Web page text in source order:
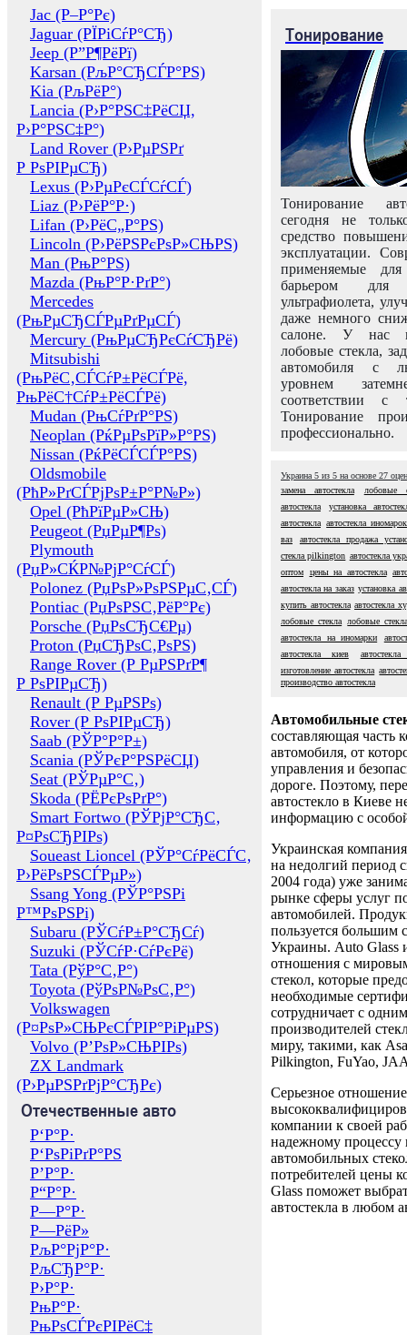
Jac (Р–Р°Рє)
Jaguar (РЇРіСѓР°СЂ)
Jeep (Р”Р¶РёРї)
Karsan (РљР°СЂСЃР°РЅ)
Kia (РљРёР°)
Lancia (Р›Р°РЅС‡РёСЏ,
Р›Р°РЅС‡Р°)
Land Rover (Р›РµРЅРґ
Р РѕРІРµСЂ)
Lexus (Р›РµРєСЃСѓСЃ)
Liaz (Р›РёР°Р·)
Lifan (Р›РёС„Р°РЅ)
Lincoln (Р›РёРЅРєРѕР»СЊРЅ)
Man (РњР°РЅ)
Mazda (РњР°Р·РґР°)
Mercedes
(РњРµСЂСЃРµРґРµСЃ)
Mercury (РњРµСЂРєСѓСЂРё)
Mitsubishi
(РњРёС‚СЃСѓР±РёСЃРё,
РњРёС†СѓР±РёСЃРё)
Mudan (РњСѓРґР°РЅ)
Neoplan (РќРµРѕРїР»Р°РЅ)
Nissan (РќРёСЃСЃР°РЅ)
Oldsmobile
(РћР»РґСЃРјРѕР±Р°Р№Р»)
Opel (РћРїРµР»СЊ)
Peugeot (РџРµР¶Рѕ)
Plymouth
(РџР»СЌР№РјР°СѓСЃ)
Polonez (РџРѕР»РѕРЅРµС‚СЃ)
Pontiac (РџРѕРЅС‚РёР°Рє)
Porsche (РџРѕСЂС€Рµ)
Proton (РџСЂРѕС‚РѕРЅ)
Range Rover (Р РµРЅРґР¶
Р РѕРІРµСЂ)
Renault (Р РµРЅРѕ)
Rover (Р РѕРІРµСЂ)
Saab (РЎР°Р°Р±)
Scania (РЎРєР°РЅРёСЏ)
Seat (РЎРµР°С‚)
Skoda (РЁРєРѕРґР°)
Smart Fortwo (РЎРјР°СЂС‚
Р¤РѕСЂРІРѕ)
Soueast Lioncel (РЎР°СѓРёСЃС‚
Р›РёРѕРЅСЃРµР»)
Ssang Yong (РЎР°РЅРі
Р™РѕРЅРі)
Subaru (РЎСѓР±Р°СЂСѓ)
Suzuki (РЎСѓР·СѓРєРё)
Tata (РўР°С‚Р°)
Toyota (РўРѕР№РѕС‚Р°)
Volkswagen
(Р¤РѕР»СЊРєСЃРІР°РіРµРЅ)
Volvo (Р’РѕР»СЊРІРѕ)
ZX Landmark
(Р›РµРЅРґРјР°СЂРє)
Отечественные авто
Р‘Р°Р·
Р‘РѕРіРґР°РЅ
Р’Р°Р·
Р“Р°Р·
Р—Р°Р·
Р—РёР»
РљР°РјР°Р·
РљСЂР°Р·
Р›Р°Р·
РњР°Р·
РњРѕСЃРєРІРёС‡
Тонирование
Тонирование
сегодня не
средство
эксплуатации.
применяемые
барьером для
ультрафиолета,
даже немного
салоне. У нас
лобовые стекла,
автомобиля с
уровнем
соответствии с
Тонирование
профессионально.
Украина 5 из 5 на основе 27
замена автостекла
лобовые
автостекла
установка
автостекла автостекла иномарок
ваз
автостекла продажа
стекла pilkington автостекла
оптом
цены на автостекла
автостекла на заказ установка
купить автостекла автостекла
лобовые стекла
лобовые
автостекла на иномарки
автостекла киев
изготовление автостекла
производство автостекла
Автомобильные
составляющая часть
автомобиля, от
управления и
дороге. Поэтому,
автостекло в Киеве
информацию с
Украинская
на недолгий период
2004 года) уже
рынке сферы услуг
автомобилей.
пользуется большим
Украины. Auto Glass
отношения с
стекол, которые
необходимые
сотрудничает с
производителей
миру, такими, как
Pilkington, FuYao,
Серьезное отношение
компании к своей
надежному процессу
автомобильных
потребителей цены
Glass поможет
автостекла в любом